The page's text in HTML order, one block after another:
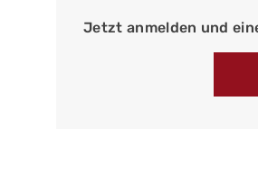
Jetzt anmelden und